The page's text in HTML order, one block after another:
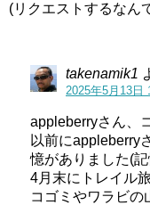
(リクエストするなん
takenamik1
2025年5月13日
appleberryさん、
以前にappleberry
憶がありました(
4月末にトレイル
コゴミやワラビの